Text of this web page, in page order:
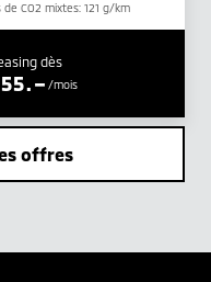
CO2 mixtes: 121 g/km
dès
/mois
offres